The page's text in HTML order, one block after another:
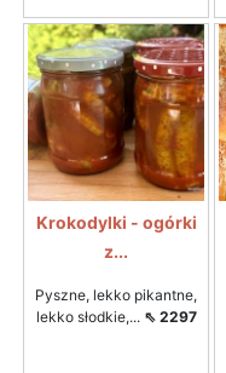
Krokodylki - ogórki
z...
Pyszne, lekko pikantne,
lekko słodkie,... ⇖ 2297